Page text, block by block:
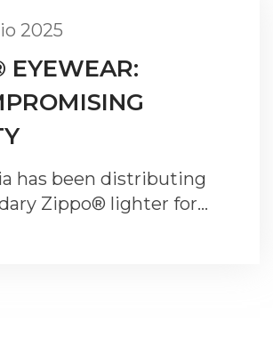
2025
EYEWEAR:
has been distributing
Zippo® lighter for…